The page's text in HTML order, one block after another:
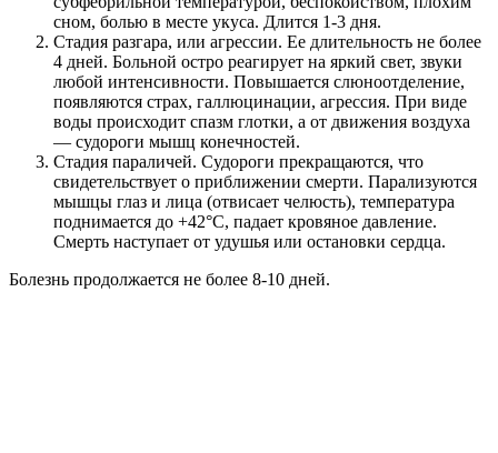
сном, болью в месте укуса. Длится 1-3 дня.
Стадия разгара, или агрессии. Ее длительность не более
4 дней. Больной остро реагирует на яркий свет, звуки
любой интенсивности. Повышается слюноотделение,
появляются страх, галлюцинации, агрессия. При виде
воды происходит спазм глотки, а от движения воздуха
— судороги мышц конечностей.
Стадия параличей. Судороги прекращаются, что
свидетельствует о приближении смерти. Парализуются
мышцы глаз и лица (отвисает челюсть), температура
поднимается до +42°C, падает кровяное давление.
Смерть наступает от удушья или остановки сердца.
Болезнь продолжается не более 8-10 дней.